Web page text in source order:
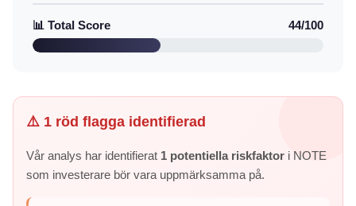
📊 Total Score 44/100
⚠️ 1 röd flagga identifierad
Vår analys har identifierat 1 potentiella riskfaktor i NOTE
som investerare bör vara uppmärksamma på.